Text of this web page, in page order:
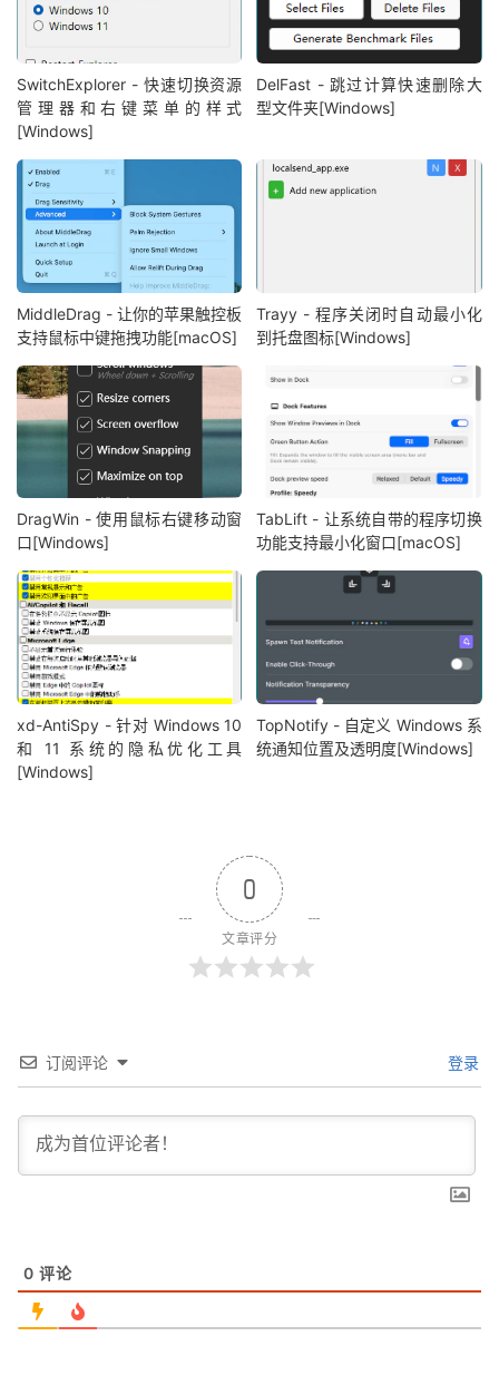
SwitchExplorer - 快速切换资源
管理器和右键菜单的样式
[Windows]
DelFast - 跳过计算快速删除大
型文件夹[Windows]
MiddleDrag - 让你的苹果触控板
支持鼠标中键拖拽功能[macOS]
Trayy - 程序关闭时自动最小化
到托盘图标[Windows]
DragWin - 使用鼠标右键移动窗
口[Windows]
TabLift - 让系统自带的程序切换
功能支持最小化窗口[macOS]
xd-AntiSpy - 针对 Windows 10
和 11 系统的隐私优化工具
[Windows]
TopNotify - 自定义 Windows 系
统通知位置及透明度[Windows]
0
文章评分
订阅评论 登录
0 评论